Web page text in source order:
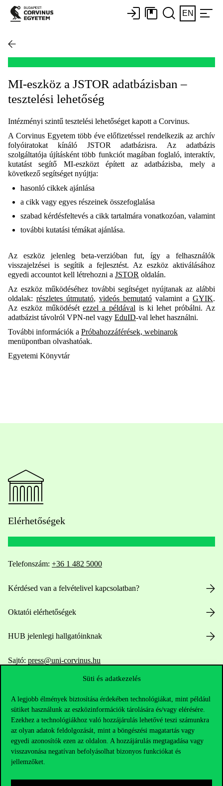
Süti és adatkezelés
A legjobb élmények biztosítása érdekében technológiákat, mint például
sütiket használunk az eszközinformációk tárolására és/vagy elérésére.
Ezekhez a technológiákhoz való hozzájárulás lehetővé teszi számunkra
az olyan adatok feldolgozását, mint a böngészési magatartás vagy
egyedi azonosítók ezen az oldalon. A hozzájárulás megtagadása vagy
visszavonása negatívan befolyásolhat bizonyos funkciókat és
jellemzőket.
EN
MI-eszköz a JSTOR adatbázisban –
tesztelési lehetőség
Intézményi szintű tesztelési lehetőséget kapott a Corvinus.
A Corvinus Egyetem több éve előfizetéssel rendelkezik az archív
folyóiratokat kínáló JSTOR adatbázisra. Az adatbázis
szolgáltatója újításként több funkciót magában foglaló, interaktív,
kutatást segítő MI-eszközt épített az adatbázisba, mely a
következő segítséget nyújtja:
hasonló cikkek ajánlása
a cikk vagy egyes részeinek összefoglalása
szabad kérdésfeltevés a cikk tartalmára vonatkozóan, valamint
további kutatási témákat ajánlása.
Az eszköz jelenleg beta-verzióban fut, így a felhasználók
visszajelzései is segítik a fejlesztést. Az eszköz aktiválásához
egyedi accountot kell létrehozni a JSTOR oldalán.
Az eszköz működéséhez további segítséget nyújtanak az alábbi
oldalak: részletes útmutató, videós bemutató valamint a GYIK.
Az eszköz működésétezzel a példával is ki lehet próbálni. Az
adatbázist távolról VPN-nel vagy EduID-val lehet használni.
További információk a Próbahozzáférések, webinarok
menüpontban olvashatóak.
Egyetemi Könyvtár
Elérhetőségek
Telefonszám: +36 1 482 5000
Kérdésed van a felvételivel kapcsolatban?
Oktatói elérhetőségek
HUB jelenlegi hallgatóinknak
Sajtó: press@uni-corvinus.hu
Hasznos linkek